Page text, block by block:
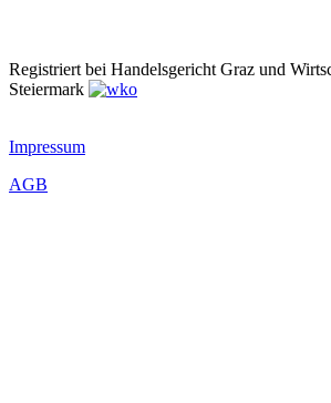
Registriert bei Handelsgericht Graz und
Steiermark
Impressum
AGB